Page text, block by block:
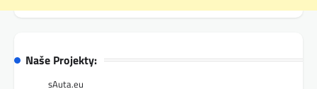
Naše Projekty:
sAuta.eu